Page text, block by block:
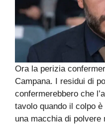
Ora la perizia
Campana. I residui di
confermerebbero che
tavolo quando il colpo
una macchia di polvere